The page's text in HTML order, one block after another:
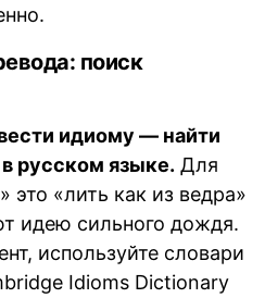
поиск
идиому — найти
русском языке. Для
это «лить как из ведра»
идею сильного дождя.
используйте словари
Idioms Dictionary